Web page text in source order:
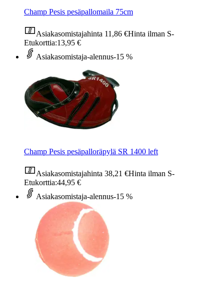
Champ Pesis pesäpallomaila 75cm
Asiakasomistajahinta 11,86 €Hinta ilman S-
Etukorttia:13,95 €
Asiakasomistaja-alennus-15 %
Champ Pesis pesäpalloräpylä SR 1400 left
Asiakasomistajahinta 38,21 €Hinta ilman S-
Etukorttia:44,95 €
Asiakasomistaja-alennus-15 %